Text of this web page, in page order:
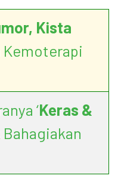
Kista
Kemoterapi
‘Keras &
Bahagiakan